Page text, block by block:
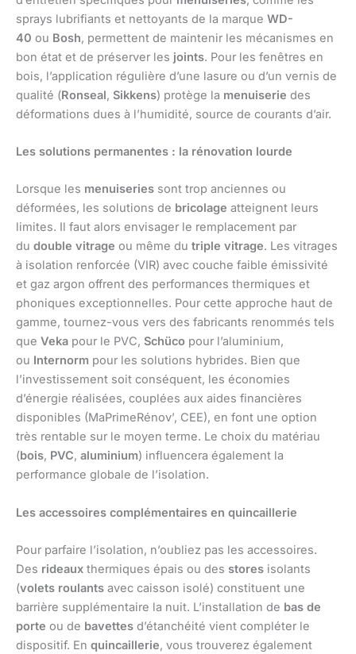
sprays lubrifiants et nettoyants de la marque WD-
40 ou Bosh, permettent de maintenir les mécanismes en
bon état et de préserver les joints. Pour les fenêtres en
bois, l’application régulière d’une lasure ou d’un vernis de
qualité (Ronseal, Sikkens) protège la menuiserie des
déformations dues à l’humidité, source de courants d’air.
Les solutions permanentes : la rénovation lourde
Lorsque les menuiseries sont trop anciennes ou
déformées, les solutions de bricolage atteignent leurs
limites. Il faut alors envisager le remplacement par
du double vitrage ou même du triple vitrage. Les vitrages
à isolation renforcée (VIR) avec couche faible émissivité
et gaz argon offrent des performances thermiques et
phoniques exceptionnelles. Pour cette approche haut de
gamme, tournez-vous vers des fabricants renommés tels
que Veka pour le PVC, Schüco pour l’aluminium,
ou Internorm pour les solutions hybrides. Bien que
l’investissement soit conséquent, les économies
d’énergie réalisées, couplées aux aides financières
disponibles (MaPrimeRénov’, CEE), en font une option
très rentable sur le moyen terme. Le choix du matériau
(bois, PVC, aluminium) influencera également la
performance globale de l’isolation.
Les accessoires complémentaires en quincaillerie
Pour parfaire l’isolation, n’oubliez pas les accessoires.
Des rideaux thermiques épais ou des stores isolants
(volets roulants avec caisson isolé) constituent une
barrière supplémentaire la nuit. L’installation de bas de
porte ou de bavettes d’étanchéité vient compléter le
dispositif. En quincaillerie, vous trouverez également